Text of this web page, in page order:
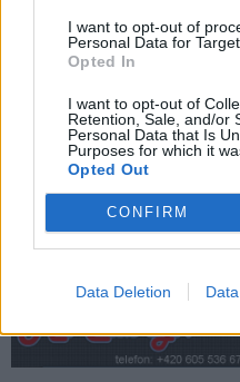
I want to opt-out of
Personal Data for
Opted In
I want to opt-out of
Retention, Sale, and/or
Personal Data that Is
Purposes for which it
Opted Out
CONFIRM
Data Deletion
Obce nově